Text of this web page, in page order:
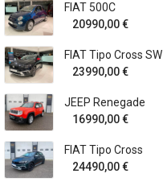
FIAT 500C
20990,00€
FIAT Tipo Cross SW
23990,00€
JEEP Renegade
16990,00€
FIAT Tipo Cross
24490,00€